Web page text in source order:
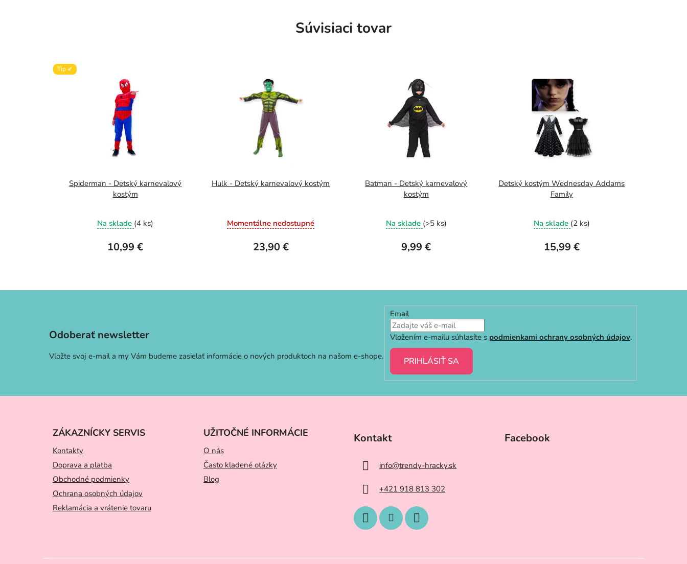
Súvisiaci tovar
Tip ✔
Spiderman - Detský karnevalový
kostým
Na sklade (4 ks)
10,99 €
Hulk - Detský karnevalový kostým
Momentálne nedostupné
23,90 €
Batman - Detský karnevalový
kostým
Na sklade (>5 ks)
9,99 €
Detský kostým Wednesday Addams
Family
Na sklade (2 ks)
15,99 €
Odoberať newsletter
Vložte svoj e-mail a my Vám budeme zasielať informácie o nových produktoch na našom e-shope.
Email
Vložením e-mailu súhlasíte s podmienkami ochrany osobných údajov.
PRIHLÁSIŤ SA
ZÁKAZNÍCKY SERVIS
Kontakty
Doprava a platba
Obchodné podmienky
Ochrana osobných údajov
Reklamácia a vrátenie tovaru
UŽITOČNÉ INFORMÁCIE
O nás
Často kladené otázky
Blog
Kontakt
info@trendy-hracky.sk
+421 918 813 302
Facebook